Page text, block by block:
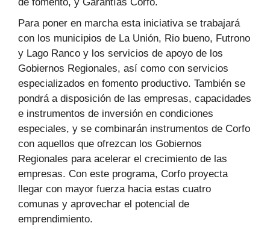
Para poner en marcha esta iniciativa se trabajará
con los municipios de La Unión, Rio bueno, Futrono
y Lago Ranco y los servicios de apoyo de los
Gobiernos Regionales, así como con servicios
especializados en fomento productivo. También se
pondrá a disposición de las empresas, capacidades
e instrumentos de inversión en condiciones
especiales, y se combinarán instrumentos de Corfo
con aquellos que ofrezcan los Gobiernos
Regionales para acelerar el crecimiento de las
empresas. Con este programa, Corfo proyecta
llegar con mayor fuerza hacia estas cuatro
comunas y aprovechar el potencial de
emprendimiento.